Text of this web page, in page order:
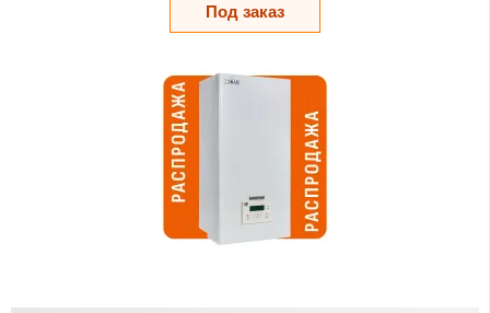
Под заказ